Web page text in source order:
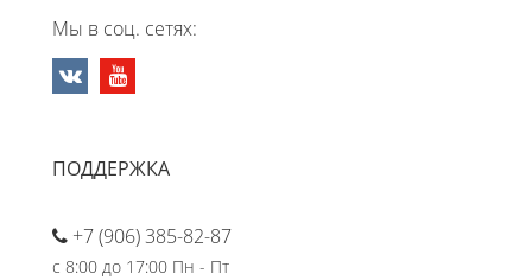
Мы в соц. сетях:
ПОДДЕРЖКА
+7 (906) 385-82-87
с 8:00 до 17:00 Пн - Пт